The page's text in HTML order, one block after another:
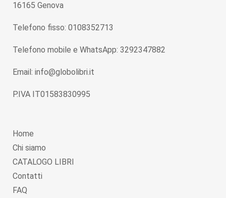
16165 Genova
Telefono fisso: 0108352713
Telefono mobile e WhatsApp: 3292347882
Email: info@globolibri.it
P.IVA IT01583830995
Home
Chi siamo
CATALOGO LIBRI
Contatti
FAQ